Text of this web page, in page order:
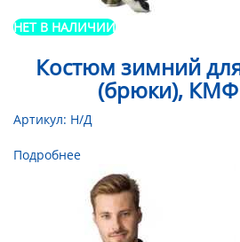
НЕТ В НАЛИЧИИ
Костюм зимний
(брюки),
Артикул: Н/Д
Подробнее